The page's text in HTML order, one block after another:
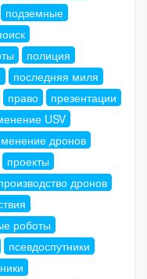
подземные
полиция
последняя миля
право
презентации
USV
дронов
проекты
дронов
роботы
псевдоспутники